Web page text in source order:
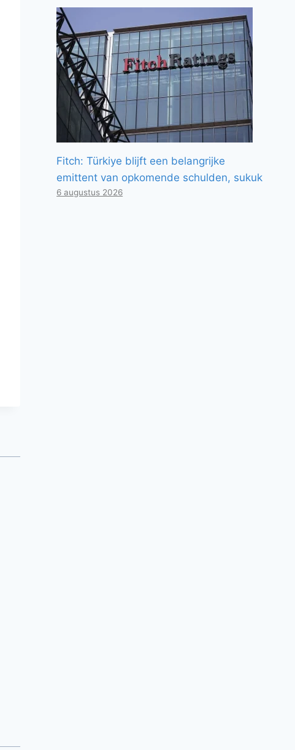
Fitch: Türkiye blijft een belangrijke
emittent van opkomende schulden, sukuk
6 augustus 2026